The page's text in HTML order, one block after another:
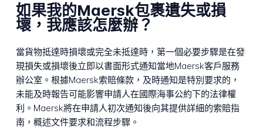
如果我的Maersk包裹遺失或損
壞，我應該怎麼辦？
當貨物抵達時損壞或完全未抵達時，第一個必要步驟是在發
現損失或損壞後立即以書面形式通知當地Maersk客戶服務
辦公室。根據Maersk索賠條款，及時通知是特別要求的，
未能及時報告可能影響申請人在國際海事公約下的法律權
利。Maersk將在申請人初次通知後向其提供詳細的索賠指
南，概述文件要求和流程步驟。